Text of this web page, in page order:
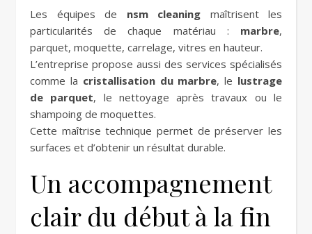
Les équipes de nsm cleaning maîtrisent les
particularités de chaque matériau : marbre,
parquet, moquette, carrelage, vitres en hauteur.
L’entreprise propose aussi des services spécialisés
comme la cristallisation du marbre, le lustrage
de parquet, le nettoyage après travaux ou le
shampoing de moquettes.
Cette maîtrise technique permet de préserver les
surfaces et d’obtenir un résultat durable.
Un accompagnement
clair du début à la fin